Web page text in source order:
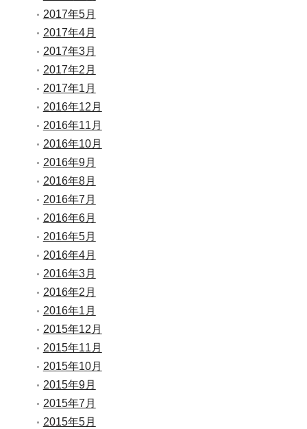
2017年5月
2017年4月
2017年3月
2017年2月
2017年1月
2016年12月
2016年11月
2016年10月
2016年9月
2016年8月
2016年7月
2016年6月
2016年5月
2016年4月
2016年3月
2016年2月
2016年1月
2015年12月
2015年11月
2015年10月
2015年9月
2015年7月
2015年5月